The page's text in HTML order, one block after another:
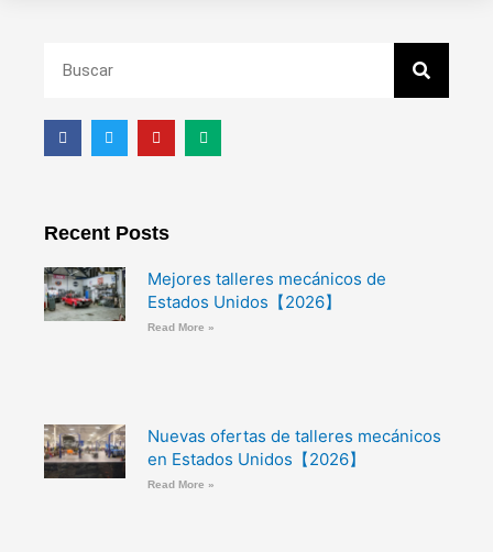
F
a
c
k
T
w
i
Y
o
u
M
e
d
Recent Posts
Mejores talleres mecánicos de
Estados Unidos【2026】
Read More »
Nuevas ofertas de talleres mecánicos
en Estados Unidos【2026】
Read More »